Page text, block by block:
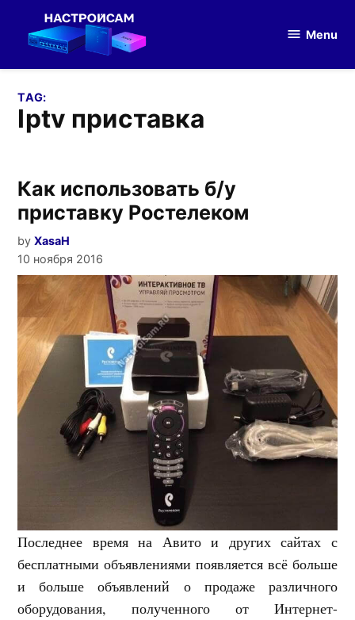
оборудования
Menu
TAG:
iptv приставка
Как использовать б/у
приставку Ростелеком
by XasaH
10 ноября 2016
Последнее время на Авито и других сайтах с
бесплатными объявлениями появляется всё больше
и больше объявлений о продаже различного
оборудования, полученного от Интернет-